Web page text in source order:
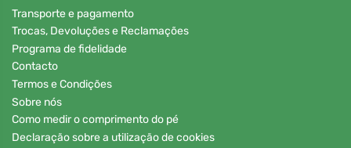
Transporte e pagamento
Trocas, Devoluções e Reclamações
Programa de fidelidade
Contacto
Termos e Condições
Sobre nós
Como medir o comprimento do pé
Declaração sobre a utilização de cookies